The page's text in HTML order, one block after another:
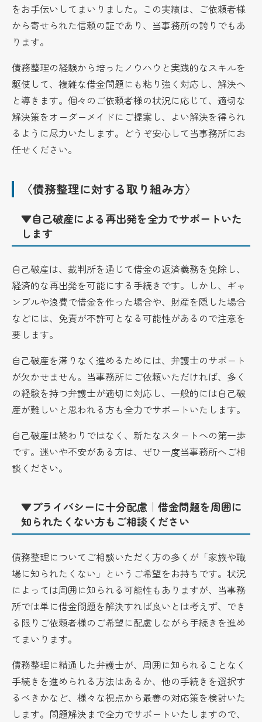
をお手伝いしてまいりました。この実績は、ご依頼者様
から寄せられた信頼の証であり、当事務所の誇りでもあ
ります。
債務整理の経験から培ったノウハウと実践的なスキルを
駆使して、複雑な借金問題にも粘り強く対応し、解決へ
と導きます。個々のご依頼者様の状況に応じて、適切な
解決策をオーダーメイドにご提案し、よい解決を得られ
るように尽力いたします。どうぞ安心して当事務所にお
任せください。
〈債務整理に対する取り組み方〉
▼自己破産による再出発を全力でサポートいた
します
自己破産は、裁判所を通じて借金の返済義務を免除し、
経済的な再出発を可能にする手続きです。しかし、ギャ
ンブルや浪費で借金を作った場合や、財産を隠した場合
などには、免責が不許可となる可能性があるので注意を
要します。
自己破産を滞りなく進めるためには、弁護士のサポート
が欠かせません。当事務所にご依頼いただければ、多く
の経験を持つ弁護士が適切に対応し、一般的には自己破
産が難しいと思われる方も全力でサポートいたします。
自己破産は終わりではなく、新たなスタートへの第一歩
です。迷いや不安がある方は、ぜひ一度当事務所へご相
談ください。
▼プライバシーに十分配慮｜借金問題を周囲に
知られたくない方もご相談ください
債務整理についてご相談いただく方の多くが「家族や職
場に知られたくない」というご希望をお持ちです。状況
によっては周囲に知られる可能性もありますが、当事務
所では単に借金問題を解決すれば良いとは考えず、でき
る限りご依頼者様のご希望に配慮しながら手続きを進め
てまいります。
債務整理に精通した弁護士が、周囲に知られることなく
手続きを進められる方法はあるか、他の手続きを選択す
るべきかなど、様々な視点から最善の対応策を検討いた
します。問題解決まで全力でサポートいたしますので、